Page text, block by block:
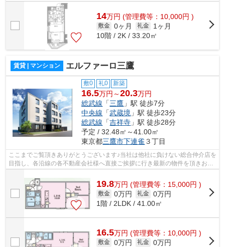
様へ提供しております！最新の情報は...
14万円 (管理費等：10,000円 )
敷金 0ヶ月 礼金
1ヶ月
10階 / 2K / 33.20㎡
賃貸 | マンション エルファーロ三鷹
敷0 礼0 新築
16.5万円～20.3万円
総武線 「三鷹 」駅 徒歩7分
中央線 「武蔵境 」駅 徒歩23分
総武線 「吉祥寺 」駅 徒歩28分
予定 / 32.48㎡～41.00㎡
東京都三鷹市下連雀 ３丁目
ここまでご覧頂きありがとうございます♪当社は他社に負けない総合仲介店を
目指し、各沿線の各不動産会社様へ直接ご挨拶に行き最新の物件を頂きお客
19.8万円 (管理費等：15,000円 )
敷金 0万円 礼金 0万円
1階 / 2LDK / 41.00㎡
16.5万円 (管理費等：10,000円 )
敷金 0万円 礼金 0万円